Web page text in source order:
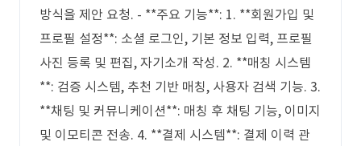
방식을 제안 요청. - **주요 기능**: 1. **회원가입 및
프로필 설정**: 소셜 로그인, 기본 정보 입력, 프로필
사진 등록 및 편집, 자기소개 작성. 2. **매칭 시스템
**: 검증 시스템, 추천 기반 매칭, 사용자 검색 기능. 3.
**채팅 및 커뮤니케이션**: 매칭 후 채팅 기능, 이미지
및 이모티콘 전송. 4. **결제 시스템**: 결제 이력 관